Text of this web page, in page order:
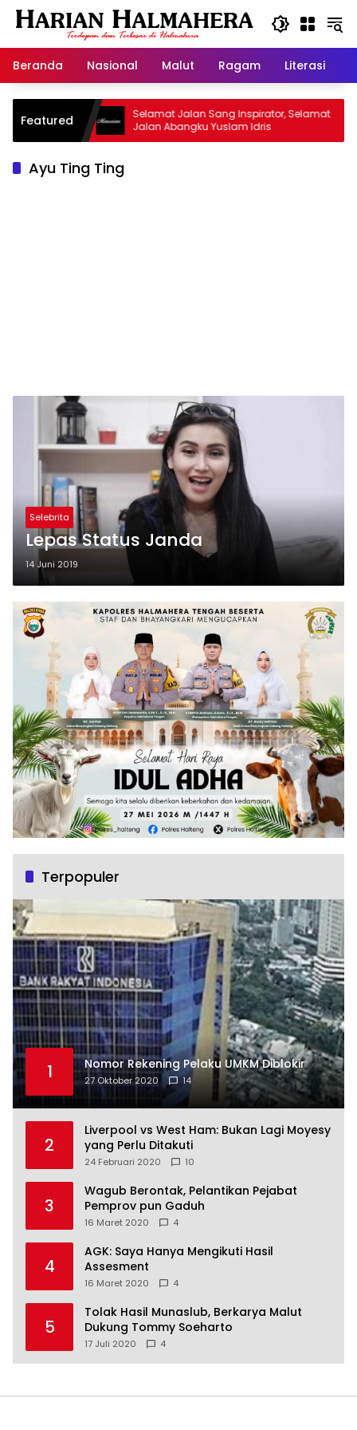
Langsung
Beranda
Nasional Malut Ragam Literasi
Featured
Warisan
Selamat Jalan Sang Inspirator, Selamat
Jalan Abangku Yuslam Idris
Ayu Ting Ting
Selebrita
Lepas Status Janda
14 Juni 2019
Terpopuler
1 Nomor Rekening Pelaku UMKM Diblokir
27 Oktober 2020 14
2
Liverpool vs West Ham: Bukan Lagi Moyesy
yang Perlu Ditakuti
24 Februari 2020 10
3
Wagub Berontak, Pelantikan Pejabat
Pemprov pun Gaduh
16 Maret 2020 4
4
AGK: Saya Hanya Mengikuti Hasil
Assesment
16 Maret 2020 4
5
Tolak Hasil Munaslub, Berkarya Malut
Dukung Tommy Soeharto
17 Juli 2020 4